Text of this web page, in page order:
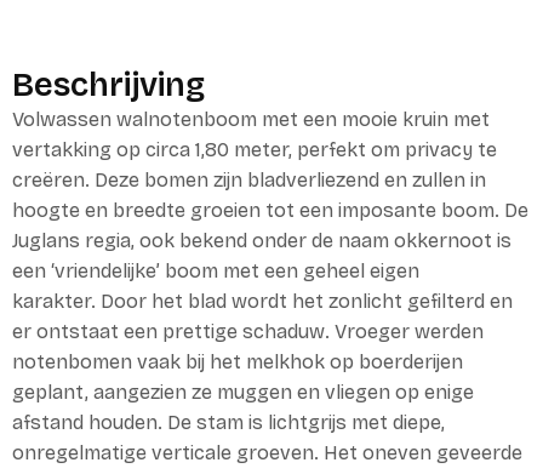
Beschrijving
Volwassen walnotenboom met een mooie kruin met
vertakking op circa 1,80 meter, perfekt om privacy te
creëren. Deze bomen zijn bladverliezend en zullen in
hoogte en breedte groeien tot een imposante boom. De
Juglans regia, ook bekend onder de naam okkernoot is
een ‘vriendelijke’ boom met een geheel eigen
karakter. Door het blad wordt het zonlicht gefilterd en
er ontstaat een prettige schaduw. Vroeger werden
notenbomen vaak bij het melkhok op boerderijen
geplant, aangezien ze muggen en vliegen op enige
afstand houden. De stam is lichtgrijs met diepe,
onregelmatige verticale groeven. Het oneven geveerde